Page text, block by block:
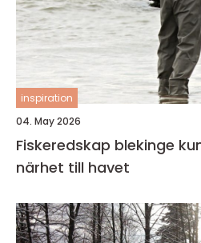
inspiration
04. May 2026
Fiskeredskap blekinge kunskap, kvalitet och
närhet till havet